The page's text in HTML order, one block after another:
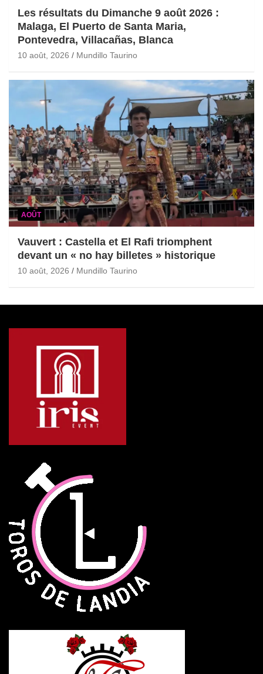
Les résultats du Dimanche 9 août 2026 :
Malaga, El Puerto de Santa Maria,
Pontevedra, Villacañas, Blanca
10 août, 2026 Mundillo Taurino
AOÛT
Vauvert : Castella et El Rafi triomphent
devant un « no hay billetes » historique
10 août, 2026 Mundillo Taurino